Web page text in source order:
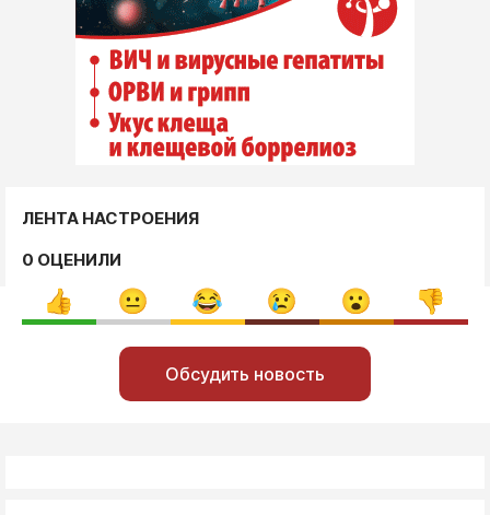
ЛЕНТА НАСТРОЕНИЯ
0 ОЦЕНИЛИ
Обсудить новость